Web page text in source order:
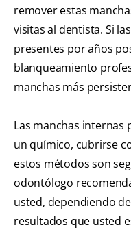
remover estas
visitas al dentista. Si
presentes por años
blanqueamiento
manchas más
Las manchas internas
un químico, cubrirse
estos métodos son
odontólogo
usted, dependiendo
resultados que usted